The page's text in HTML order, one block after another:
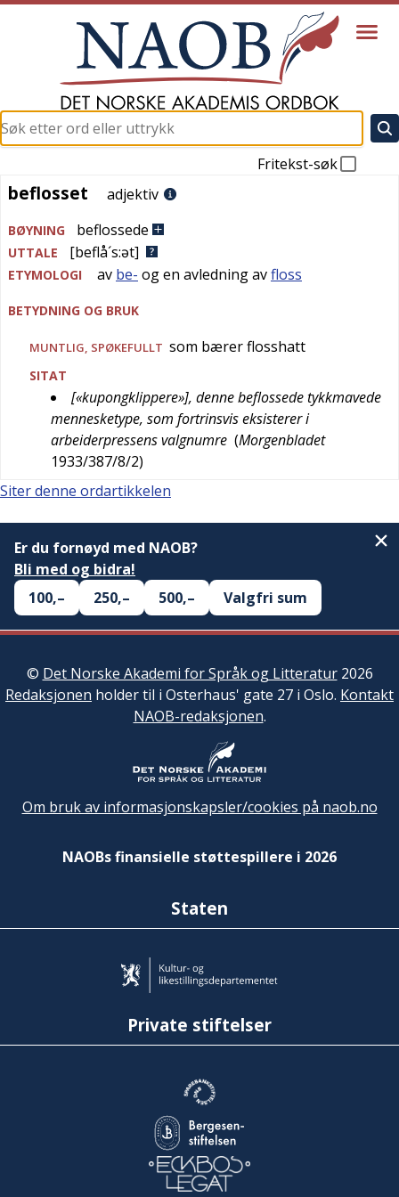
Fritekst-søk
beflosset
beflosset adjektiv
BØYNING beflossede
UTTALE [beflå´s:ət]
ETYMOLOGI av be- og en avledning avfloss
BETYDNING OG BRUK
MUNTLIG, SPØKEFULLT som bærer flosshatt
SITAT
[«kupongklippere»], denne beflossede tykkmavede
mennesketype, som fortrinsvis eksisterer i
arbeiderpressens valgnumre (Morgenbladet
1933/387/8/2)
Siter denne ordartikkelen
Er du fornøyd med NAOB?
Bli med og bidra!
100,–
250,– 500,– Valgfri sum
© Det Norske Akademi for Språk og Litteratur2026
Redaksjonen holder til i Osterhaus' gate 27 i Oslo. Kontakt
NAOB-redaksjonen.
Om bruk av informasjonskapsler/cookies på naob.no
NAOBs finansielle støttespillere i 2026
Staten
Private stiftelser